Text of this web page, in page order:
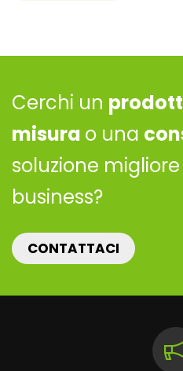
Cerchi un
misura o una
soluzione
business?
CONTATTACI